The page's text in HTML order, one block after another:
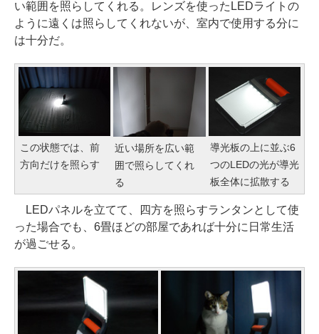
い範囲を照らしてくれる。レンズを使ったLEDライトの
ように遠くは照らしてくれないが、室内で使用する分に
は十分だ。
この状態では、前
方向だけを照らす
近い場所を広い範
囲で照らしてくれ
る
導光板の上に並ぶ6
つのLEDの光が導光
板全体に拡散する
LEDパネルを立てて、四方を照らすランタンとして使
った場合でも、6畳ほどの部屋であれば十分に日常生活
が過ごせる。